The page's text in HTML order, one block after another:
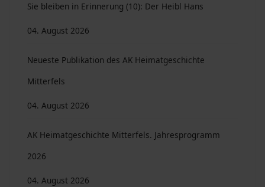
Sie bleiben in Erinnerung (10): Der Heibl Hans
04. August 2026
Neueste Publikation des AK Heimatgeschichte
Mitterfels
04. August 2026
AK Heimatgeschichte Mitterfels. Jahresprogramm
2026
04. August 2026